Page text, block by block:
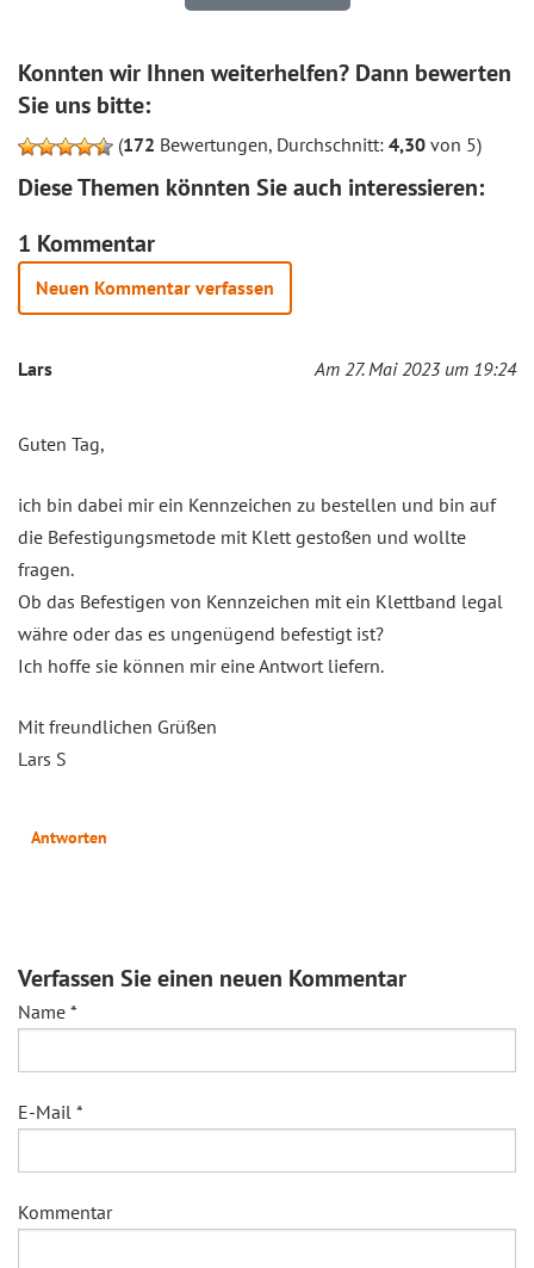
Konnten wir Ihnen weiterhelfen? Dann bewerten
Sie uns bitte:
(172 Bewertungen, Durchschnitt: 4,30 von 5)
Diese Themen könnten Sie auch interessieren:
1 Kommentar
Neuen Kommentar verfassen
Lars Am 27. Mai 2023 um 19:24
Guten Tag,
ich bin dabei mir ein Kennzeichen zu bestellen und bin auf
die Befestigungsmetode mit Klett gestoßen und wollte
fragen.
Ob das Befestigen von Kennzeichen mit ein Klettband legal
währe oder das es ungenügend befestigt ist?
Ich hoffe sie können mir eine Antwort liefern.
Mit freundlichen Grüßen
Lars S
Antworten
Verfassen Sie einen neuen Kommentar
Name *
E-Mail *
Kommentar